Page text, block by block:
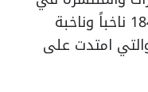
مختلف دول العالم، وقد صوت 1842 ناخباً وناخبة
امتدت على